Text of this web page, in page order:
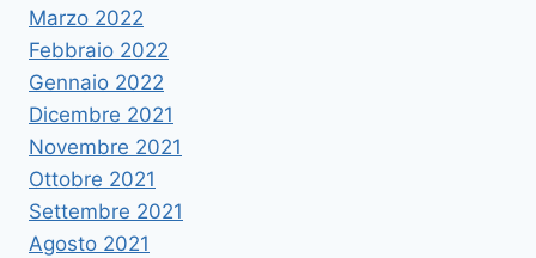
Marzo 2022
Febbraio 2022
Gennaio 2022
Dicembre 2021
Novembre 2021
Ottobre 2021
Settembre 2021
Agosto 2021